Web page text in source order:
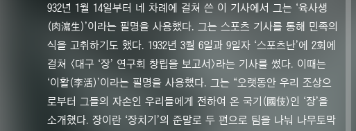
932년 1월 14일부터 네 차례에 걸쳐 쓴 이 기사에서 그는 ‘육사생
(肉瀉生)’이라는 필명을 사용했다. 그는 스포츠 기사를 통해 민족의
식을 고취하기도 했다. 1932년 3월 6일과 9일자 ‘스포츠난’에 2회에
걸쳐 <대구 ‘장’ 연구회 창립을 보고서>라는 기사를 썼다. 이때는
‘이활(李活)’이라는 필명을 사용했다. 그는 “오랫동안 우리 조상으
로부터 그들의 자손인 우리들에게 전하여 온 국기(國伎)인 ‘장’을
소개했다. 장이란 ‘장치기’의 준말로 두 편으로 팀을 나눠 나무토막